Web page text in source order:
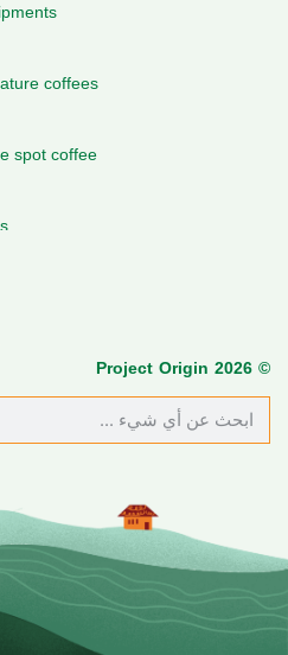
© Project Origin 2026